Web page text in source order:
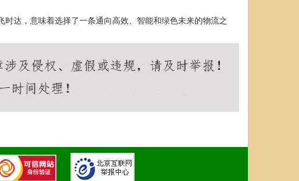
达，意味着选择了一条通向高效、智能和绿色未来的物流之